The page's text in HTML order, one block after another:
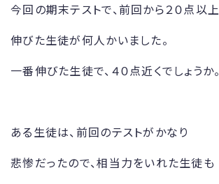
今回の期末テストで、前回から２０点以上
伸びた生徒が何人かいました。
一番伸びた生徒で、４０点近くでしょうか。
ある生徒は、前回のテストがかなり
悲惨だったので、相当力をいれた生徒も